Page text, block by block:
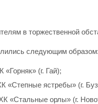
в торжественной
следующим образом:
«Горняк» (г. Гай);
«Степные ястребы» (г.
«Стальные орлы» (г.